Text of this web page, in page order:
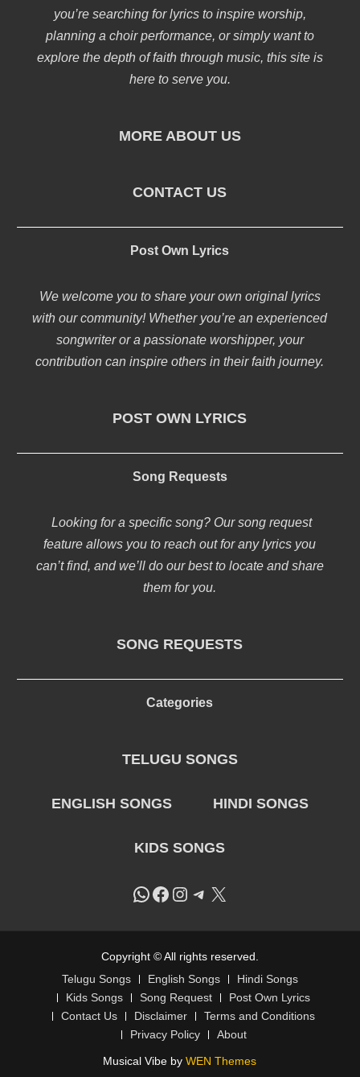
you’re searching for lyrics to inspire worship,
planning a choir performance, or simply want to
explore the depth of faith through music, this site is
here to serve you.
MORE ABOUT US
CONTACT US
Post Own Lyrics
We welcome you to share your own original lyrics
with our community! Whether you’re an experienced
songwriter or a passionate worshipper, your
contribution can inspire others in their faith journey.
POST OWN LYRICS
Song Requests
Looking for a specific song? Our song request
feature allows you to reach out for any lyrics you
can’t find, and we’ll do our best to locate and share
them for you.
SONG REQUESTS
Categories
TELUGU SONGS
ENGLISH SONGS HINDI SONGS
KIDS SONGS
WhatsApp
Facebook
Instagram
Telegram
X
Copyright © All rights reserved.
Telugu Songs
English Songs
Hindi Songs
Kids Songs
Song Request
Post Own Lyrics
Contact Us
Disclaimer
Terms and Conditions
Privacy Policy
About
Musical Vibe byWEN Themes